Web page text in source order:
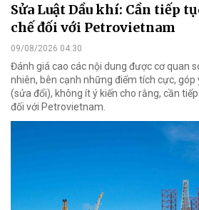
Sửa Luật Dầu khí: Cần tiếp
chế đối với Petrovietnam
09/08/2026 04:30
Đánh giá cao các nội dung được cơ quan
nhiên, bên cạnh những điểm tích cực, góp
(sửa đổi), không ít ý kiến cho rằng, cần
đối với Petrovietnam.